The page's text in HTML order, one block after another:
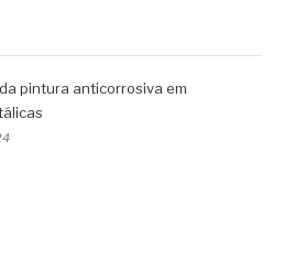
pintura anticorrosiva em